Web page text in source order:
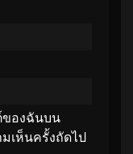
ของฉันบน
เห็นครั้งถัดไป